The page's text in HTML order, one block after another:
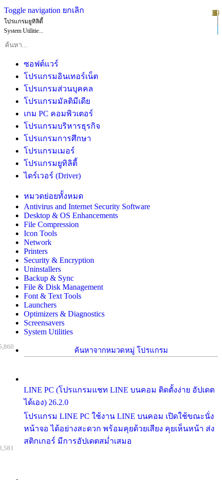
Toggle navigation ยกเลิก
โปรแกรมยูทิลิตี้
System Utilitie...
ซอฟต์แวร์
โปรแกรมอินเทอร์เน็ต
โปรแกรมส่วนบุคคล
โปรแกรมมัลติมีเดีย
เกม PC คอมพิวเตอร์
โปรแกรมบริหารธุรกิจ
โปรแกรมการศึกษา
โปรแกรมเมอร์
โปรแกรมยูทิลิตี้
ไดร์เวอร์ (Driver)
หมวดย่อยทั้งหมด
Antivirus and Internet Security Software
Desktop & OS Enhancements
File Compression
Icon Tools
Network
Printers
Security & Encryption
Uninstallers
Backup & Sync
File & Disk Management
Font & Text Tools
Launchers
Optimizers & Diagnostics
Screensavers
System Utilities
ค้นหาจากหมวดหมู่ โปรแกรม
LINE PC (โปรแกรมแชท LINE บนคอม ติดตั้งง่าย อัปเดต
ได้เอง) 26.2.0
โปรแกรม LINE PC ใช้งาน LINE บนคอม เปิดใช้ขณะนั่ง
หน้าจอ ได้อย่างสะดวก พร้อมคุยด้วยเสียง คุยเห็นหน้า ส่ง
สติกเกอร์ มีการอัปเดตสม่ำเสมอ
1
2
3
4
5
6
7
8
9
10